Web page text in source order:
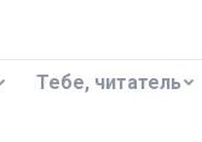
Тебе, читатель